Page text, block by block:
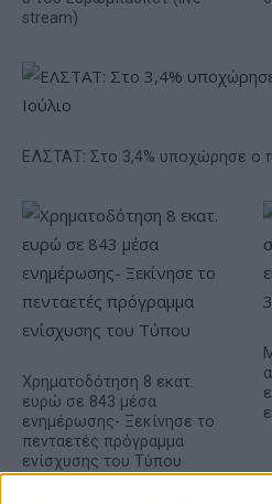
stream)
ΕΛΣΤΑΤ: Στο 3,4% υποχώρησε ο
Χρηματοδότηση 8 εκατ.
ευρώ σε 843 μέσα
ενημέρωσης- Ξεκίνησε το
πενταετές πρόγραμμα
ενίσχυσης του Τύπου